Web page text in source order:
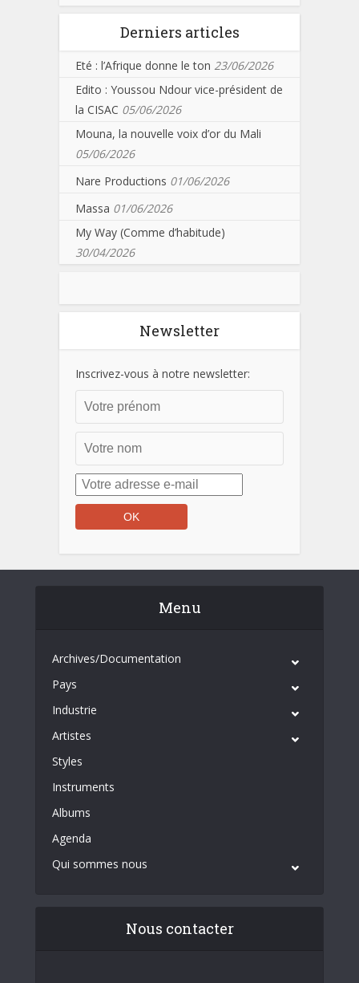
Derniers articles
Eté : l’Afrique donne le ton 23/06/2026
Edito : Youssou Ndour vice-président de
la CISAC 05/06/2026
Mouna, la nouvelle voix d’or du Mali
05/06/2026
Nare Productions 01/06/2026
Massa 01/06/2026
My Way (Comme d’habitude)
30/04/2026
Newsletter
Inscrivez-vous à notre newsletter:
Menu
Archives/Documentation
Pays
Industrie
Artistes
Styles
Instruments
Albums
Agenda
Qui sommes nous
Nous contacter